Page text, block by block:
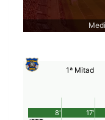
1ª Mitad
8' 17'